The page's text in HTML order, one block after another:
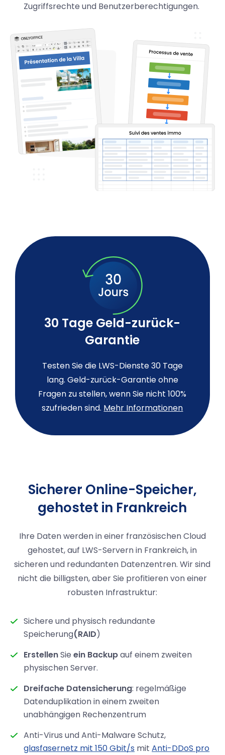
Zugriffsrechte und Benutzerberechtigungen.
30 Tage Geld-zurück-
Garantie
Testen Sie die LWS-Dienste 30 Tage
lang. Geld-zurück-Garantie ohne
Fragen zu stellen, wenn Sie nicht 100%
szufrieden sind. Mehr Informationen
Sicherer Online-Speicher,
gehostet in Frankreich
Ihre Daten werden in einer französischen Cloud
gehostet, auf LWS-Servern in Frankreich, in
sicheren und redundanten Datenzentren. Wir sind
nicht die billigsten, aber Sie profitieren von einer
robusten Infrastruktur:
Sichere und physisch redundante
Speicherung(RAID)
ErstellenSieein Backupauf einem zweiten
physischen Server.
Dreifache Datensicherung: regelmäßige
Datenduplikation in einem zweiten
unabhängigen Rechenzentrum
Anti-Virus und Anti-Malware Schutz,
glasfasernetz mit 150 Gbit/s mitAnti-DDoS pro